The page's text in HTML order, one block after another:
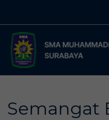
Semangat